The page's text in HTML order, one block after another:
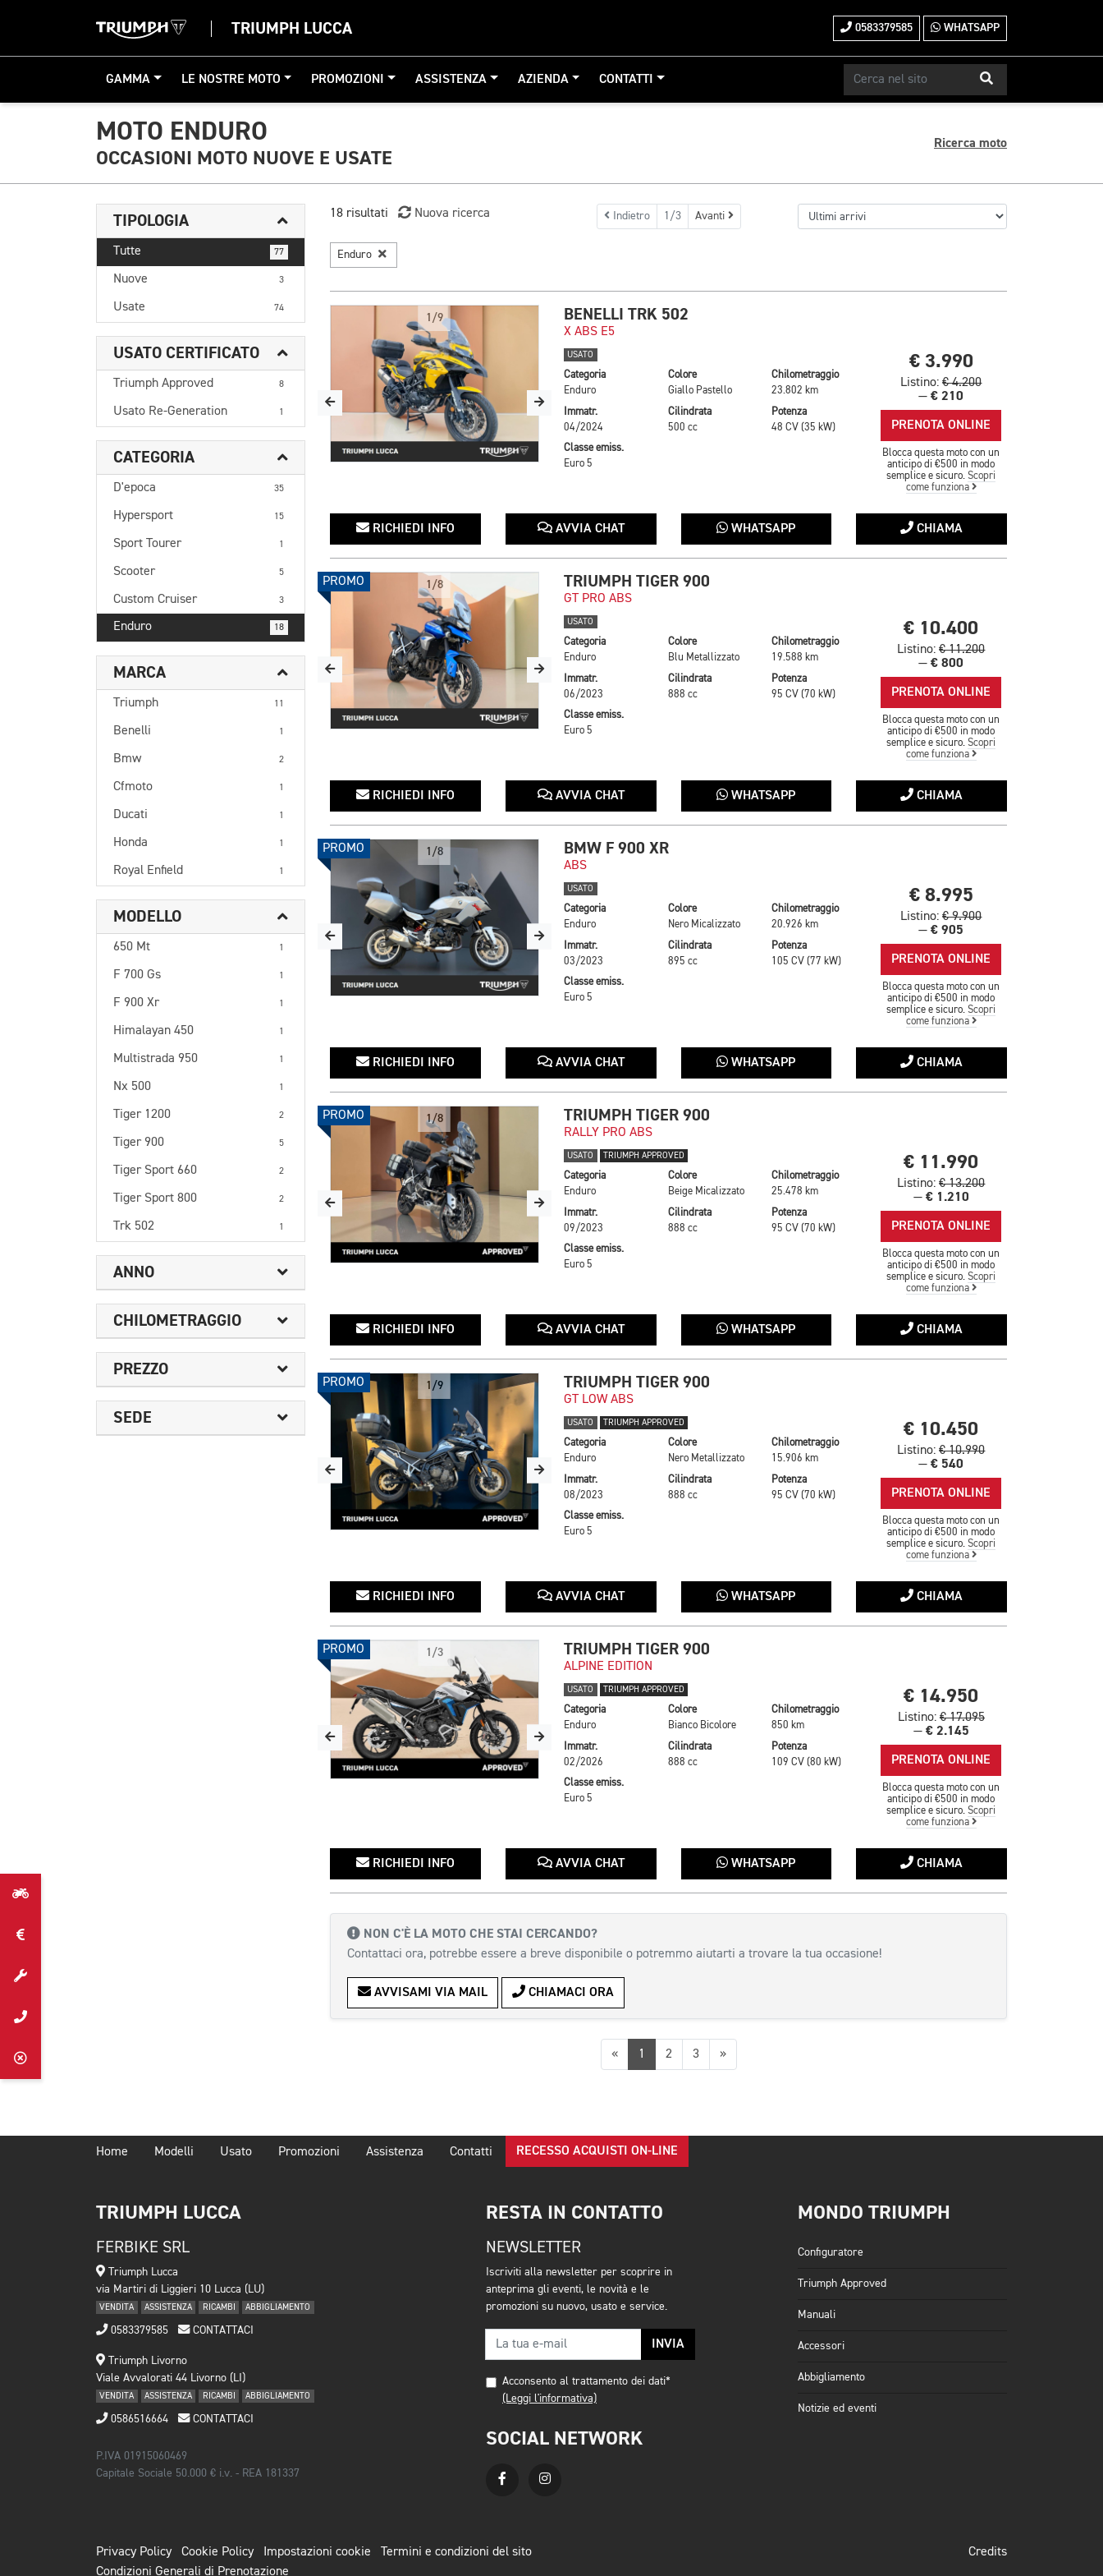
TRIUMPH LUCCA 0583379585 WHATSAPP
GAMMA LE NOSTRE MOTO PROMOZIONI ASSISTENZA AZIENDA CONTATTI
MOTO ENDURO
OCCASIONI MOTO NUOVE E USATE
Ricerca moto
TIPOLOGIA
Tutte 77
Nuove 3
Usate 74
USATO CERTIFICATO
Triumph Approved 8
Usato Re-Generation 1
CATEGORIA
D'epoca 35
Hypersport 15
Sport Tourer 1
Scooter 5
Custom Cruiser 3
Enduro 18
MARCA
Triumph 11
Benelli 1
Bmw 2
Cfmoto 1
Ducati 1
Honda 1
Royal Enfield 1
MODELLO
650 Mt 1
F 700 Gs 1
F 900 Xr 1
Himalayan 450 1
Multistrada 950 1
Nx 500 1
Tiger 1200 2
Tiger 900 5
Tiger Sport 660 2
Tiger Sport 800 2
Trk 502 1
ANNO
CHILOMETRAGGIO
PREZZO
SEDE
18 risultati Nuova ricerca Indietro 1/3 Avanti
Enduro
1/9 BENELLI TRK 502
X ABS E5
USATO
Categoria
Enduro
Colore
Giallo Pastello
Chilometraggio
23.802 km
Immatr.
04/2024
Cilindrata
500 cc
Potenza
48 CV (35 kW)
Classe emiss.
Euro 5
€ 3.990
Listino:€ 4.200
— € 210
PRENOTA ONLINE
Blocca questa moto con un
anticipo di €500 in modo
semplice e sicuro.Scopri
come funziona
RICHIEDI INFO AVVIA CHAT WHATSAPP CHIAMA
PROMO 1/8 TRIUMPH TIGER 900
GT PRO ABS
USATO
Categoria
Enduro
Colore
Blu Metallizzato
Chilometraggio
19.588 km
Immatr.
06/2023
Cilindrata
888 cc
Potenza
95 CV (70 kW)
Classe emiss.
Euro 5
€ 10.400
Listino:€ 11.200
— € 800
PRENOTA ONLINE
Blocca questa moto con un
anticipo di €500 in modo
semplice e sicuro.Scopri
come funziona
RICHIEDI INFO AVVIA CHAT WHATSAPP CHIAMA
PROMO 1/8 BMW F 900 XR
ABS
USATO
Categoria
Enduro
Colore
Nero Micalizzato
Chilometraggio
20.926 km
Immatr.
03/2023
Cilindrata
895 cc
Potenza
105 CV (77 kW)
Classe emiss.
Euro 5
€ 8.995
Listino:€ 9.900
— € 905
PRENOTA ONLINE
Blocca questa moto con un
anticipo di €500 in modo
semplice e sicuro.Scopri
come funziona
RICHIEDI INFO AVVIA CHAT WHATSAPP CHIAMA
PROMO 1/8 TRIUMPH TIGER 900
RALLY PRO ABS
USATO TRIUMPH APPROVED
Categoria
Enduro
Colore
Beige Micalizzato
Chilometraggio
25.478 km
Immatr.
09/2023
Cilindrata
888 cc
Potenza
95 CV (70 kW)
Classe emiss.
Euro 5
€ 11.990
Listino:€ 13.200
— € 1.210
PRENOTA ONLINE
Blocca questa moto con un
anticipo di €500 in modo
semplice e sicuro.Scopri
come funziona
RICHIEDI INFO AVVIA CHAT WHATSAPP CHIAMA
PROMO 1/9 TRIUMPH TIGER 900
GT LOW ABS
USATO TRIUMPH APPROVED
Categoria
Enduro
Colore
Nero Metallizzato
Chilometraggio
15.906 km
Immatr.
08/2023
Cilindrata
888 cc
Potenza
95 CV (70 kW)
Classe emiss.
Euro 5
€ 10.450
Listino:€ 10.990
— € 540
PRENOTA ONLINE
Blocca questa moto con un
anticipo di €500 in modo
semplice e sicuro.Scopri
come funziona
RICHIEDI INFO AVVIA CHAT WHATSAPP CHIAMA
PROMO 1/3 TRIUMPH TIGER 900
ALPINE EDITION
USATO TRIUMPH APPROVED
Categoria
Enduro
Colore
Bianco Bicolore
Chilometraggio
850 km
Immatr.
02/2026
Cilindrata
888 cc
Potenza
109 CV (80 kW)
Classe emiss.
Euro 5
€ 14.950
Listino: € 17.095
— € 2.145
PRENOTA ONLINE
Blocca questa moto con un
anticipo di €500 in modo
semplice e sicuro.Scopri
come funziona
RICHIEDI INFO AVVIA CHAT WHATSAPP CHIAMA
NON C'È LA MOTO CHE STAI CERCANDO?
Contattaci ora, potrebbe essere a breve disponibile o potremmo aiutarti a trovare la tua occasione!
AVVISAMI VIA MAIL CHIAMACI ORA
«Precedente
1 2 3 »Successiva
Home Modelli Usato Promozioni Assistenza Contatti RECESSO ACQUISTI ON-LINE
TRIUMPH LUCCA
FERBIKE SRL
Triumph Lucca
via Martiri di Liggieri 10 Lucca (LU)
VENDITA ASSISTENZA RICAMBI ABBIGLIAMENTO
0583379585 CONTATTACI
Triumph Livorno
Viale Avvalorati 44 Livorno (LI)
VENDITA ASSISTENZA RICAMBI ABBIGLIAMENTO
0586516664 CONTATTACI
P.IVA 01915060469
Capitale Sociale 50.000 € i.v. - REA 181337
RESTA IN CONTATTO
NEWSLETTER
Iscriviti alla newsletter per scoprire in
anteprima gli eventi, le novità e le
promozioni su nuovo, usato e service.
INVIA
Acconsento al trattamento dei dati*
(Leggi l'informativa)
SOCIAL NETWORK
MONDO TRIUMPH
Configuratore
Triumph Approved
Manuali
Accessori
Abbigliamento
Notizie ed eventi
Privacy Policy Cookie Policy Impostazioni cookie
Termini e condizioni del sito
Condizioni Generali di Prenotazione
Credits